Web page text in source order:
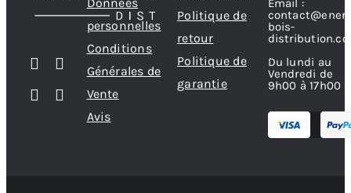
personnelles
Conditions
Générales de
Vente
Avis
Politique de
retour
Politique de
garantie
bois-
Du lundi au
Vendredi de
9h00 à 17h00